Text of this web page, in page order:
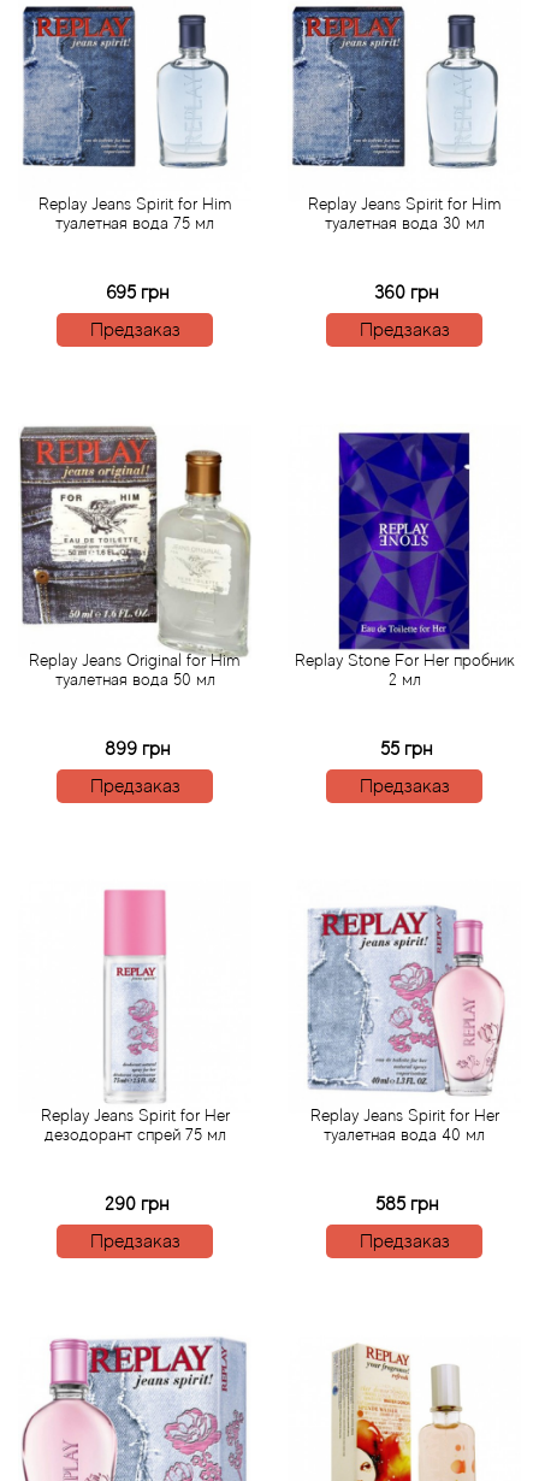
Replay Jeans Spirit for Him
туалетная вода 75 мл
695 грн
Предзаказ
Replay Jeans Spirit for Him
туалетная вода 30 мл
360 грн
Предзаказ
Replay Jeans Original for Him
туалетная вода 50 мл
899 грн
Предзаказ
Replay Stone For Her пробник
2 мл
55 грн
Предзаказ
Replay Jeans Spirit for Her
дезодорант спрей 75 мл
290 грн
Предзаказ
Replay Jeans Spirit for Her
туалетная вода 40 мл
585 грн
Предзаказ
Antonio Visconti
Aquolina
Arabesque Perfumes
Ariana Grande
Armand Basi
Arrogance
Arte Profumi
ArteOlfatto
Asabi
Atelier Cologne
Attar Collection
Au Pays de la Fleur d’Oranger
Baldessarini
Baldinini